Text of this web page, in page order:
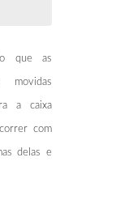
que as
a caixa
com
delas e